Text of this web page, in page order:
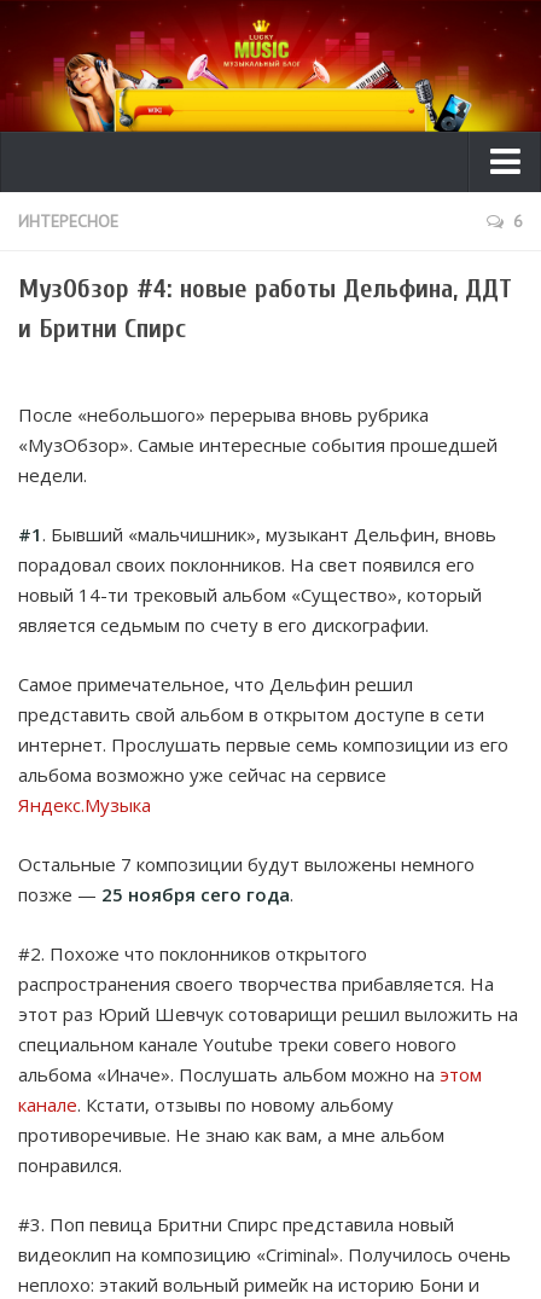
Ликбез
Видео
Рецензии
Исполнители
Новости музыки
ИНТЕРЕСНОЕ 6
МузОбзор #4: новые работы Дельфина, ДДТ
и Бритни Спирс
После «небольшого» перерыва вновь рубрика
«МузОбзор». Самые интересные события прошедшей
недели.
#1. Бывший «мальчишник», музыкант Дельфин, вновь
порадовал своих поклонников. На свет появился его
новый 14-ти трековый альбом «Существо», который
является седьмым по счету в его дискографии.
Самое примечательное, что Дельфин решил
представить свой альбом в открытом доступе в сети
интернет. Прослушать первые семь композиции из его
альбома возможно уже сейчас на сервисе
Яндекс.Музыка
Остальные 7 композиции будут выложены немного
позже — 25 ноября сего года.
#2. Похоже что поклонников открытого
распространения своего творчества прибавляется. На
этот раз Юрий Шевчук сотоварищи решил выложить на
специальном канале Youtube треки совего нового
альбома «Иначе». Послушать альбом можно на этом
канале. Кстати, отзывы по новому альбому
противоречивые. Не знаю как вам, а мне альбом
понравился.
#3. Поп певица Бритни Спирс представила новый
видеоклип на композицию «Criminal». Получилось очень
неплохо: этакий вольный римейк на историю Бони и